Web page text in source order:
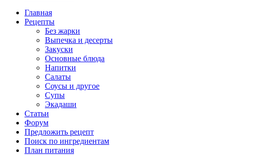
Главная
Рецепты
Без жарки
Выпечка и десерты
Закуски
Основные блюда
Напитки
Салаты
Соусы и другое
Супы
Экадаши
Статьи
Форум
Предложить рецепт
Поиск по ингредиентам
План питания